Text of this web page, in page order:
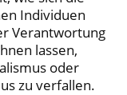
Individuen
Verantwortung
lassen,
oder
zu verfallen.